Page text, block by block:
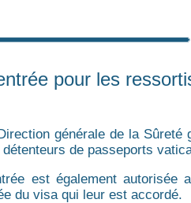
pour les
générale de la Sûreté
détenteurs de passeports
est également
du visa qui leur est accordé.